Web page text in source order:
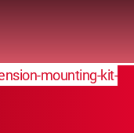
mounting-kit-